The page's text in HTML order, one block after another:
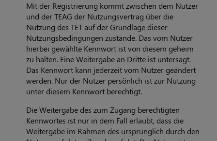
Mit der Registrierung kommt zwischen dem Nutzer
und der TEAG der Nutzungsvertrag über die
Nutzung des TET auf der Grundlage dieser
Nutzungsbedingungen zustande. Das vom Nutzer
hierbei gewählte Kennwort ist von diesem geheim
zu halten. Eine Weitergabe an Dritte ist untersagt.
Das Kennwort kann jederzeit vom Nutzer geändert
werden. Nur der Nutzer persönlich ist zur Nutzung
unter diesem Kennwort berechtigt.
Die Weitergabe des zum Zugang berechtigten
Kennwortes ist nur in dem Fall erlaubt, dass die
Weitergabe im Rahmen des ursprünglich durch den